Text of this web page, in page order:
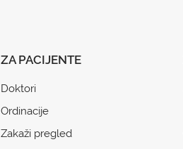
ZA PACIJENTE
Doktori
Ordinacije
Zakaži pregled